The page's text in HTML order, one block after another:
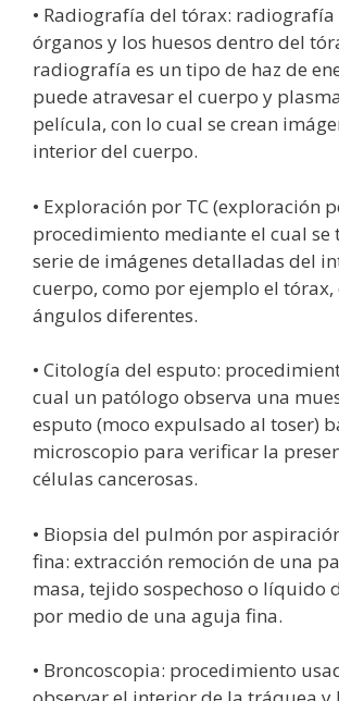
• Radiografía del tórax: radiografía
órganos y los huesos dentro del
radiografía es un tipo de haz de
puede atravesar el cuerpo y
película, con lo cual se crean
interior del cuerpo.
• Exploración por TC (exploración
procedimiento mediante el cual se
serie de imágenes detalladas del
cuerpo, como por ejemplo el tórax,
ángulos diferentes.
• Citología del esputo:
cual un patólogo observa una
esputo (moco expulsado al toser)
microscopio para verificar la
células cancerosas.
• Biopsia del pulmón por
fina: extracción remoción de una
masa, tejido sospechoso o líquido
por medio de una aguja fina.
• Broncoscopia: procedimiento